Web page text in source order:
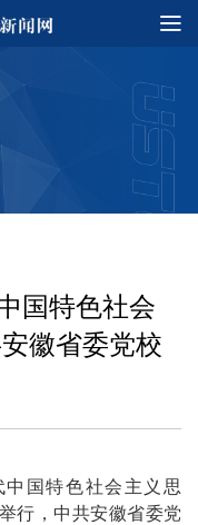
国特色社会
徽省委党校
国特色社会主义思
行，中共安徽省委党